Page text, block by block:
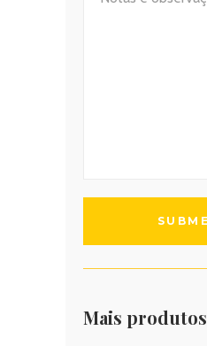
Mais produtos